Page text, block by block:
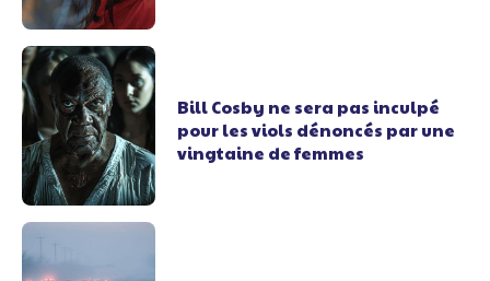
Bill Cosby ne sera pas inculpé
pour les viols dénoncés par une
vingtaine de femmes